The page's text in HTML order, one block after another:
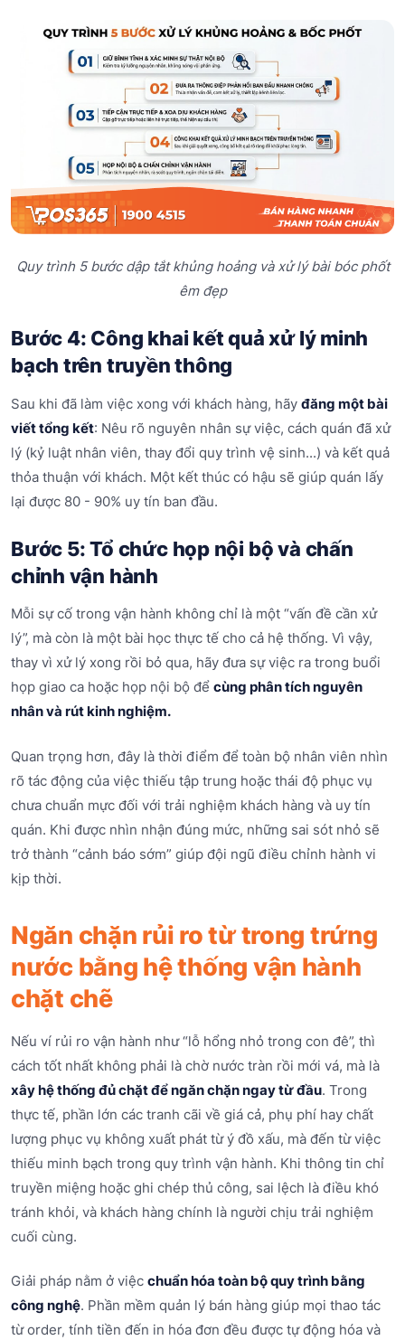
Quy trình 5 bước dập tắt khủng hoảng và xử lý bài bóc phốt
êm đẹp
Bước 4: Công khai kết quả xử lý minh
bạch trên truyền thông
Sau khi đã làm việc xong với khách hàng, hãy đăng một bài
viết tổng kết: Nêu rõ nguyên nhân sự việc, cách quán đã xử
lý (kỷ luật nhân viên, thay đổi quy trình vệ sinh...) và kết quả
thỏa thuận với khách. Một kết thúc có hậu sẽ giúp quán lấy
lại được 80 - 90% uy tín ban đầu.
Bước 5: Tổ chức họp nội bộ và chấn
chỉnh vận hành
Mỗi sự cố trong vận hành không chỉ là một “vấn đề cần xử
lý”, mà còn là một bài học thực tế cho cả hệ thống. Vì vậy,
thay vì xử lý xong rồi bỏ qua, hãy đưa sự việc ra trong buổi
họp giao ca hoặc họp nội bộ để cùng phân tích nguyên
nhân và rút kinh nghiệm.
Quan trọng hơn, đây là thời điểm để toàn bộ nhân viên nhìn
rõ tác động của việc thiếu tập trung hoặc thái độ phục vụ
chưa chuẩn mực đối với trải nghiệm khách hàng và uy tín
quán. Khi được nhìn nhận đúng mức, những sai sót nhỏ sẽ
trở thành “cảnh báo sớm” giúp đội ngũ điều chỉnh hành vi
kịp thời.
Ngăn chặn rủi ro từ trong trứng
nước bằng hệ thống vận hành
chặt chẽ
Nếu ví rủi ro vận hành như “lỗ hổng nhỏ trong con đê”, thì
cách tốt nhất không phải là chờ nước tràn rồi mới vá, mà là
xây hệ thống đủ chặt để ngăn chặn ngay từ đầu. Trong
thực tế, phần lớn các tranh cãi về giá cả, phụ phí hay chất
lượng phục vụ không xuất phát từ ý đồ xấu, mà đến từ việc
thiếu minh bạch trong quy trình vận hành. Khi thông tin chỉ
truyền miệng hoặc ghi chép thủ công, sai lệch là điều khó
tránh khỏi, và khách hàng chính là người chịu trải nghiệm
cuối cùng.
Giải pháp nằm ở việc chuẩn hóa toàn bộ quy trình bằng
công nghệ. Phần mềm quản lý bán hàng giúp mọi thao tác
từ order, tính tiền đến in hóa đơn đều được tự động hóa và